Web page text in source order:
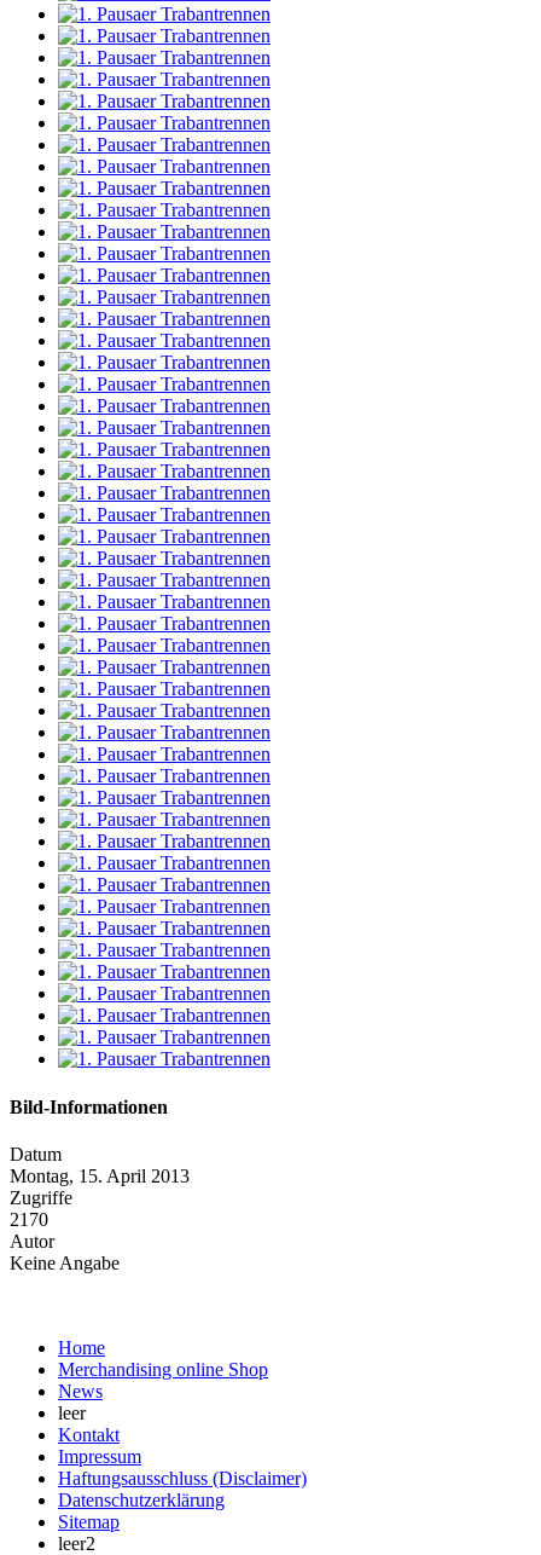
Bild-Informationen
Datum
Montag, 15. April 2013
Zugriffe
2170
Autor
Keine Angabe
Home
Merchandising online Shop
News
leer
Kontakt
Impressum
Haftungsausschluss (Disclaimer)
Datenschutzerklärung
Sitemap
leer2